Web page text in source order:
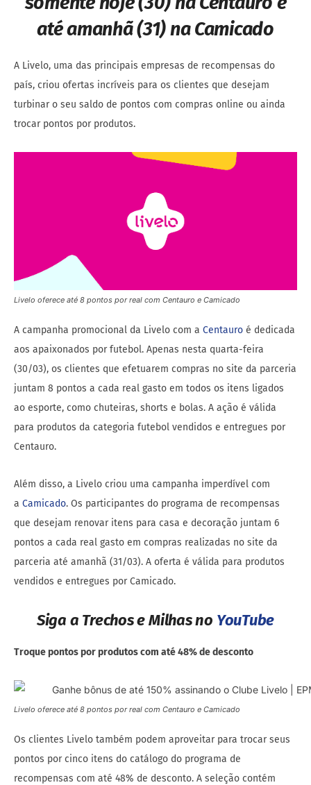
até amanhã (31) na Camicado
A Livelo, uma das principais empresas de recompensas do
país, criou ofertas incríveis para os clientes que desejam
turbinar o seu saldo de pontos com compras online ou ainda
trocar pontos por produtos.
Livelo oferece até 8 pontos por real com Centauro e Camicado
A campanha promocional da Livelo com a Centauro é dedicada
aos apaixonados por futebol. Apenas nesta quarta-feira
(30/03), os clientes que efetuarem compras no site da parceria
juntam 8 pontos a cada real gasto em todos os itens ligados
ao esporte, como chuteiras, shorts e bolas. A ação é válida
para produtos da categoria futebol vendidos e entregues por
Centauro.
Além disso, a Livelo criou uma campanha imperdível com
a Camicado. Os participantes do programa de recompensas
que desejam renovar itens para casa e decoração juntam 6
pontos a cada real gasto em compras realizadas no site da
parceria até amanhã (31/03). A oferta é válida para produtos
vendidos e entregues por Camicado.
Siga a Trechos e Milhas no YouTube
Troque pontos por produtos com até 48% de desconto
Livelo oferece até 8 pontos por real com Centauro e Camicado
Os clientes Livelo também podem aproveitar para trocar seus
pontos por cinco itens do catálogo do programa de
recompensas com até 48% de desconto. A seleção contém